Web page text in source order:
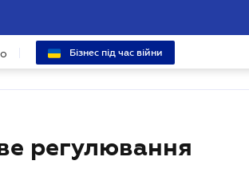
Бізнес під час війни
регулювання